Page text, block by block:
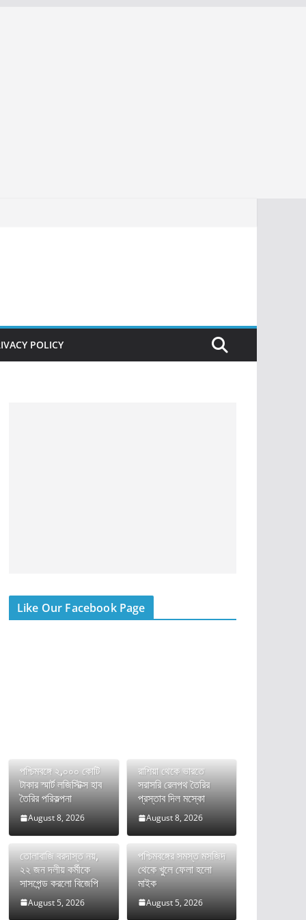
POLICY
Like Our Facebook Page
পশ্চিমবঙ্গে ২,০০০ কোটি
টাকার স্মার্ট লজিস্টিক্স হাব
তৈরির পরিকল্পনা
August 8, 2026
রাশিয়া থেকে ভারতে
সরাসরি রেলপথ তৈরির
প্রস্তাব দিল মস্কো
August 8, 2026
তোলাবাজি বরদাস্ত নয়,
২২ জন দলীয় কর্মীকে
সাসপেন্ড করলো বিজেপি
August 5, 2026
পশ্চিমবঙ্গের সমস্ত মসজিদ
থেকে খুলে ফেলা হলো
মাইক
August 5, 2026
ভারতের FCRA বিল নিয়ে
দীর্ঘ রক্তক্ষয়ী সংগ্রামের